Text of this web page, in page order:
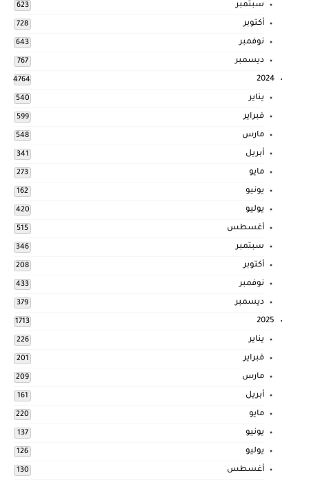
سبتمبر 623
أكتوبر 728
نوفمبر 643
ديسمبر 767
2024
4764
يناير 540
فبراير 599
مارس 548
أبريل 341
مايو 273
يونيو 162
يوليو 420
أغسطس 515
سبتمبر 346
أكتوبر 208
نوفمبر 433
ديسمبر 379
2025
1713
يناير 226
فبراير 201
مارس 209
أبريل 161
مايو 220
يونيو 137
يوليو 126
أغسطس 130